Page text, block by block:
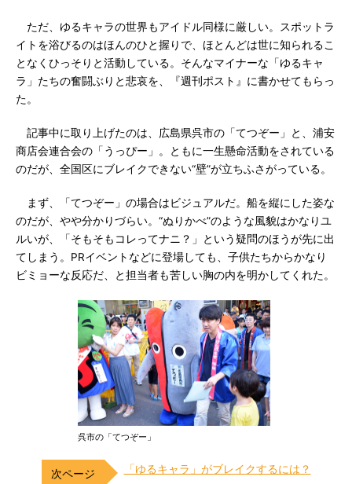
ただ、ゆるキャラの世界もアイドル同様に厳しい。スポットラ
イトを浴びるのはほんのひと握りで、ほとんどは世に知られるこ
となくひっそりと活動している。そんなマイナーな「ゆるキャ
ラ」たちの奮闘ぶりと悲哀を、『週刊ポスト』に書かせてもらっ
た。
記事中に取り上げたのは、広島県呉市の「てつぞー」と、浦安
商店会連合会の「うっぴー」。ともに一生懸命活動をされている
のだが、全国区にブレイクできない“壁”が立ちふさがっている。
まず、「てつぞー」の場合はビジュアルだ。船を縦にした姿な
のだが、やや分かりづらい。“ぬりかべ”のような風貌はかなりユ
ルいが、「そもそもコレってナニ？」という疑問のほうが先に出
てしまう。PRイベントなどに登場しても、子供たちからかなり
ビミョーな反応だ、と担当者も苦しい胸の内を明かしてくれた。
呉市の「てつぞー」
「ゆるキャラ」がブレイクするには？